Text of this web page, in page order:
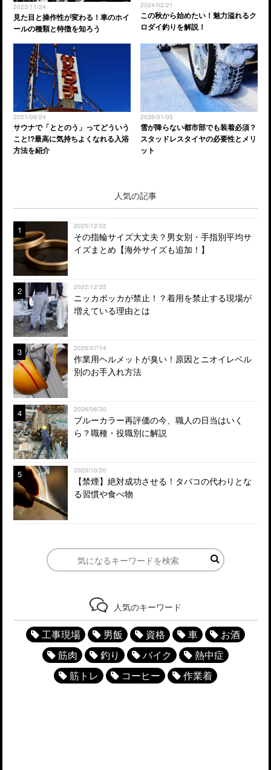
2023/11/24
見た目と操作性が変わる！車のホイ
ールの種類と特徴を知ろう
2024/02/21
この秋から始めたい！魅力溢れるク
ロダイ釣りを解説！
2021/08/24
サウナで「ととのう」ってどういう
こと!?最高に気持ちよくなれる入浴
方法を紹介
2026/01/05
雪が降らない都市部でも装着必須？
スタッドレスタイヤの必要性とメリ
ット
人気の記事
1 2025/12/02
その指輪サイズ大丈夫？男女別・手指別平均サ
イズまとめ【海外サイズも追加！】
2 2022/12/25
ニッカポッカが禁止！？着用を禁止する現場が
増えている理由とは
3 2026/07/14
作業用ヘルメットが臭い！原因とニオイレベル
別のお手入れ方法
4 2026/06/30
ブルーカラー再評価の今、職人の日当はいく
ら？職種・役職別に解説
5 2025/10/20
【禁煙】絶対成功させる！タバコの代わりとな
る習慣や食べ物
人気のキーワード
工事現場 男飯 資格 車
お酒
筋肉
釣り バイク
熱中症
筋トレ
コーヒー 作業着